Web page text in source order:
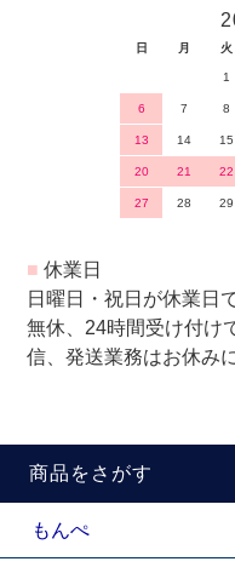
日 月 火
1
6 7 8
13 14 15
20 21 22
27 28 29
■ 休業日
日曜日・祝日が休業日
無休、24時間受け付け
信、発送業務はお休み
商品をさがす
もんぺ